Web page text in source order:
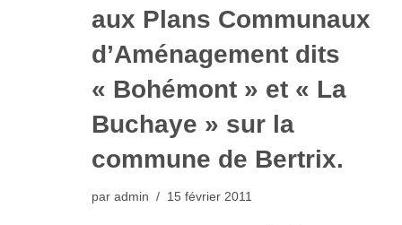
aux Plans Communaux
d’Aménagement dits
« Bohémont » et « La
Buchaye » sur la
commune de Bertrix.
par admin 15 février 2011